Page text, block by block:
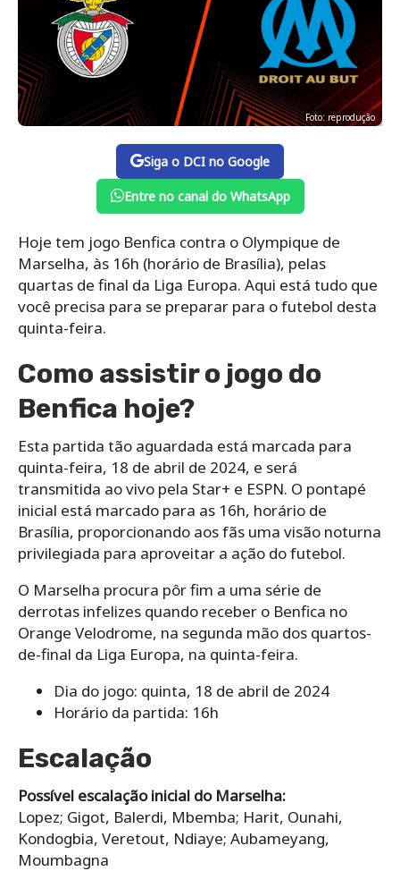
Foto: reprodução
Siga o DCI no Google
Entre no canal do WhatsApp
Hoje tem jogo Benfica contra o Olympique de
Marselha, às 16h (horário de Brasília), pelas
quartas de final da Liga Europa. Aqui está tudo que
você precisa para se preparar para o futebol desta
quinta-feira.
Como assistir o jogo do
Benfica hoje?
Esta partida tão aguardada está marcada para
quinta-feira, 18 de abril de 2024, e será
transmitida ao vivo pela Star+ e ESPN. O pontapé
inicial está marcado para as 16h, horário de
Brasília, proporcionando aos fãs uma visão noturna
privilegiada para aproveitar a ação do futebol.
O Marselha procura pôr fim a uma série de
derrotas infelizes quando receber o Benfica no
Orange Velodrome, na segunda mão dos quartos-
de-final da Liga Europa, na quinta-feira.
Dia do jogo: quinta, 18 de abril de 2024
Horário da partida: 16h
Escalação
Possível escalação inicial do Marselha:
Lopez; Gigot, Balerdi, Mbemba; Harit, Ounahi,
Kondogbia, Veretout, Ndiaye; Aubameyang,
Moumbagna